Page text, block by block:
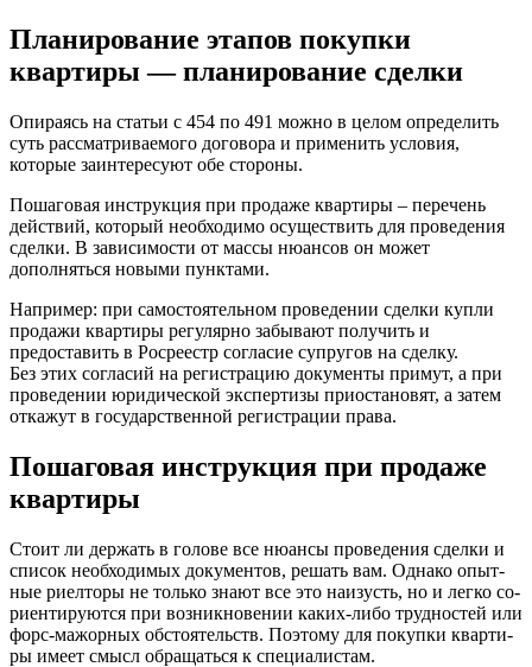
Планирование этапов покупки
квартиры — планирование сделки
Опираясь на статьи с 454 по 491 можно в целом определить
суть рассматриваемого договора и применить условия,
которые заинтересуют обе стороны.
Пошаговая инструкция при продаже квартиры – перечень
действий, который необходимо осуществить для проведения
сделки. В зависимости от массы нюансов он может
дополняться новыми пунктами.
Например: при самостоятельном проведении сделки купли
продажи квартиры регулярно забывают получить и
предоставить в Росреестр согласие супругов на сделку.
Без этих согласий на регистрацию документы примут, а при
проведении юридической экспертизы приостановят, а затем
откажут в государственной регистрации права.
Пошаговая инструкция при продаже
квартиры
Сто­ит ли дер­жать в го­ло­ве все ню­ан­сы про­ве­де­ния сдел­ки и
спи­сок не­об­хо­ди­мых до­ку­мен­тов, ре­шать вам. Од­на­ко опыт­
ные ри­ел­то­ры не толь­ко зна­ют все это наиз­усть, но и лег­ко со­
ри­ен­ти­ру­ют­ся при воз­ник­но­ве­нии ка­ких-ли­бо труд­нос­тей или
форс-ма­жор­ных об­сто­я­тельств. По­это­му для по­куп­ки квар­ти­
ры име­ет смысл об­ра­щать­ся к спе­ци­а­лис­там.